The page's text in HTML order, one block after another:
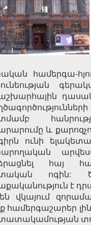
համերգա-
և
ունի
հայ
ոգին:
է
վկայում
համերգաշարեր
ՀԱՅԱՍՏԱՆԻ
ՀԱՆՐԱՅԻՆ
ԽՈՐՀՈՒՐԴ